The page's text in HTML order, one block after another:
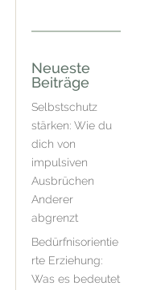
Neueste
Beiträge
Selbstschutz
stärken: Wie du
dich von
impulsiven
Ausbrüchen
Anderer
abgrenzt
Bedürfnisorientie
rte Erziehung:
Was es bedeutet